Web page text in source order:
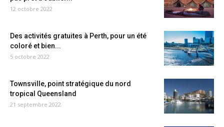
12 octobre 2022
Des activités gratuites à Perth, pour un été
coloré et bien...
5 octobre 2022
Townsville, point stratégique du nord
tropical Queensland
21 septembre 2022